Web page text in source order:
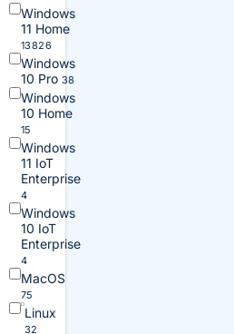
Windows
11 Home
13826
Windows
10 Pro 38
Windows
10 Home
15
Windows
11 IoT
Enterprise
4
Windows
10 IoT
Enterprise
4
MacOS
75
Linux
32